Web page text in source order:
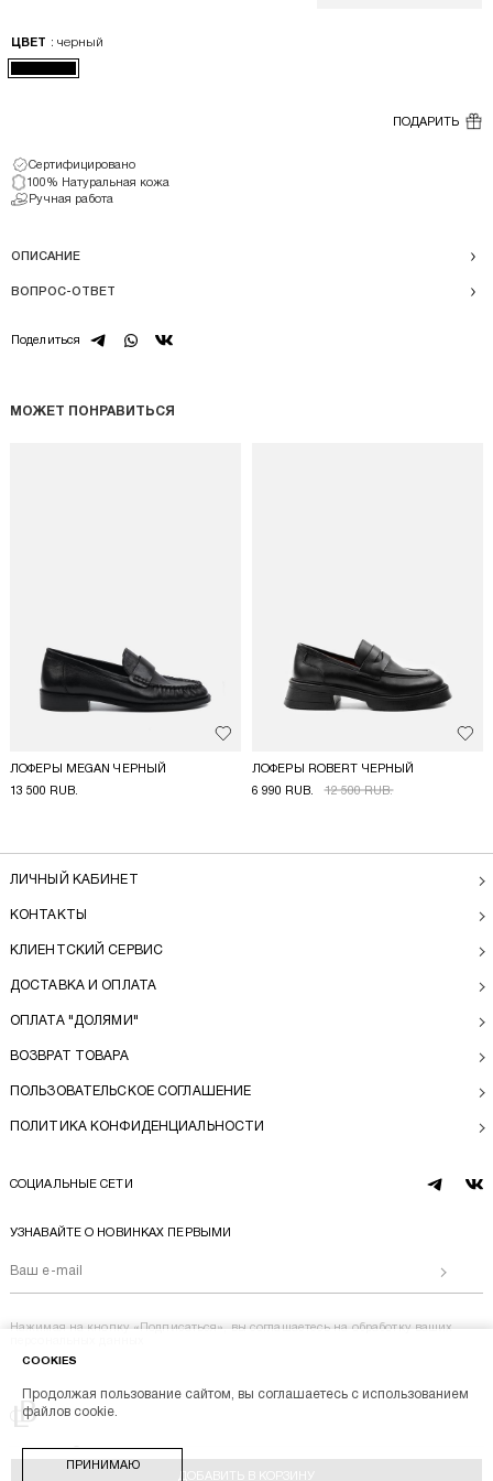
ЦВЕТ : черный
ДОБАВИТЬ В КОРЗИНУ
ПОДАРИТЬ
Сертифицировано
100% Натуральная кожа
Ручная работа
ОПИСАНИЕ
ВОПРОС-ОТВЕТ
Поделиться telegramwhatsapp
vk
МОЖЕТ ПОНРАВИТЬСЯ
Добавить в избранное
ЛОФЕРЫ MEGAN ЧЕРНЫЙ
13 500 RUB.
ЛОФЕРЫ ROBERT ЧЕРНЫЙ
6 990 RUB.
12 500 RUB.
Перейти на главную
BL BRAND © 2014-2026
ЛИЧНЫЙ КАБИНЕТ
КОНТАКТЫ
КЛИЕНТСКИЙ СЕРВИС
ДОСТАВКА И ОПЛАТА
ОПЛАТА "ДОЛЯМИ"
ВОЗВРАТ ТОВАРА
ПОЛЬЗОВАТЕЛЬСКОЕ СОГЛАШЕНИЕ
ПОЛИТИКА КОНФИДЕНЦИАЛЬНОСТИ
СОЦИАЛЬНЫЕ СЕТИ
telegram
vk
УЗНАВАЙТЕ О НОВИНКАХ ПЕРВЫМИ
Нажимая на кнопку «Подписаться», вы соглашаетесь на обработку ваших
COOKIES
Продолжая пользование сайтом, вы соглашаетесь с использованием
файлов cookie.
ПРИНИМАЮ